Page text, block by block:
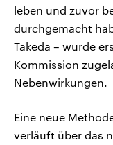
leben und zuvor
durchgemacht
Takeda – wurde
Kommission
Nebenwirkungen.
Eine neue
verläuft über das